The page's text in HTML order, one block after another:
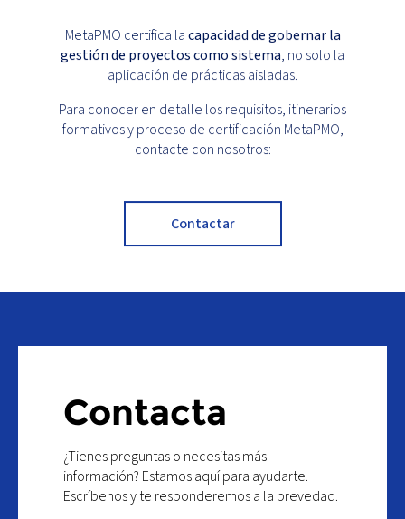
MetaPMO certifica lacapacidad de gobernar la
gestión de proyectos como sistema, no solo la
aplicación de prácticas aisladas.
Para conocer en detalle los requisitos, itinerarios
formativos y proceso de certificación MetaPMO,
contacte con nosotros:
Contactar
Contacta
¿Tienes preguntas o necesitas más
información? Estamos aquí para ayudarte.
Escríbenos y te responderemos a la brevedad.